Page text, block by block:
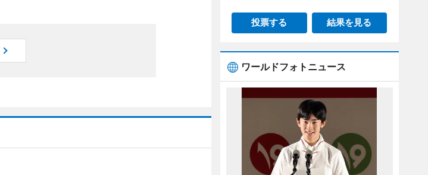
投票する 結果を見る
ワールドフォトニュース